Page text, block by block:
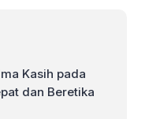
ada di toko buku,
Jenis-
Kasih pada
dan Beretika